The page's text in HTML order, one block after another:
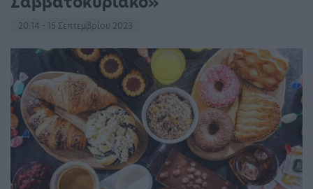
20:14 - 15 Σεπτεμβρίου 2023